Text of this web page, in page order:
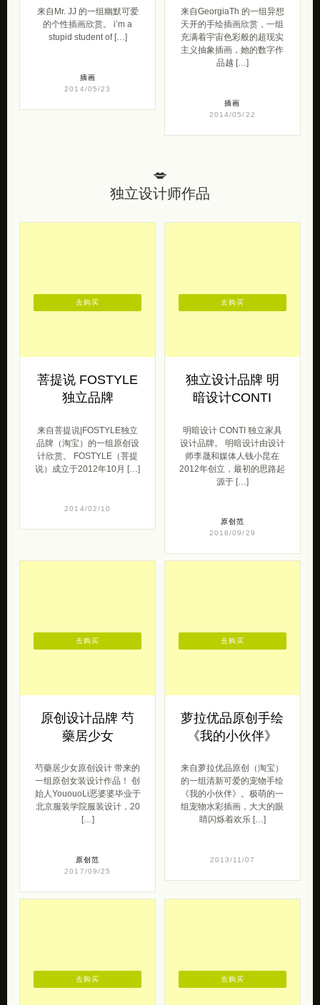
来自Mr. JJ 的一组幽默可爱
的个性插画欣赏。 i’m a
stupid student of […]
插画
2014/05/23
来自GeorgiaTh 的一组异想
天开的手绘插画欣赏，一组
充满着宇宙色彩般的超现实
主义抽象插画，她的数字作
品越 […]
插画
2014/05/22
💋
独立设计师作品
菩提说 FOSTYLE
独立品牌
来自菩提说|FOSTYLE独立
品牌（淘宝）的一组原创设
计欣赏。 FOSTYLE（菩提
说）成立于2012年10月 […]
2014/02/10
去购买
独立设计品牌 明
暗设计CONTI
明暗设计 CONTI 独立家具
设计品牌。 明暗设计由设计
师李晟和媒体人钱小昆在
2012年创立，最初的思路起
源于 […]
原创范
2016/09/29
去购买
原创设计品牌 芍
藥居少女
芍藥居少女原创设计 带来的
一组原创女装设计作品！ 创
始人YououoLi恶婆婆毕业于
北京服装学院服装设计，20
[…]
原创范
2017/09/25
去购买
萝拉优品原创手绘
《我的小伙伴》
来自萝拉优品原创（淘宝）
的一组清新可爱的宠物手绘
《我的小伙伴》。极萌的一
组宠物水彩插画，大大的眼
睛闪烁着欢乐 […]
2013/11/07
去购买
去购买 去购买